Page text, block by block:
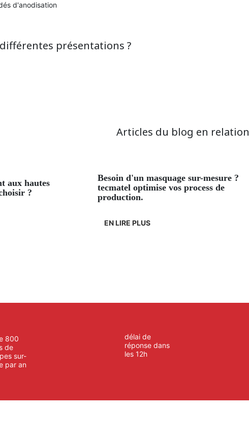
d'anodisation
présentations ?
Articles du blog en relation
?
besoin d'un masquage sur-mesure ?
tecmatel optimise vos process de
production.
EN LIRE PLUS
800
de
sur-
par an
délai de
réponse dans
les 12h